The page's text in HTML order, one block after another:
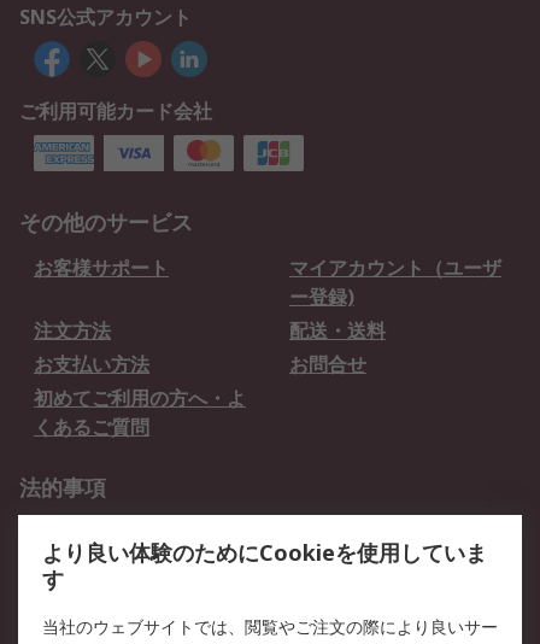
SNS公式アカウント
ご利用可能カード会社
その他のサービス
お客様サポート
マイアカウント（ユーザ
ー登録)
注文方法
配送・送料
お支払い方法
お問合せ
初めてご利用の方へ・よ
くあるご質問
法的事項
クッキーポリシー
RSについて
より良い体験のためにCookieを使用していま
す
当社のウェブサイトでは、閲覧やご注文の際により良いサー